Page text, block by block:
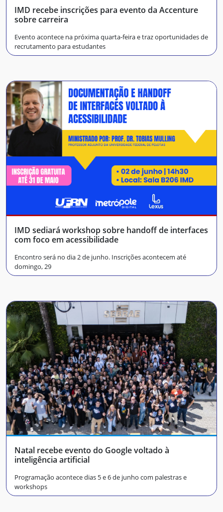
IMD recebe inscrições para evento da Accenture
sobre carreira
Evento acontece na próxima quarta-feira e traz oportunidades de
recrutamento para estudantes
IMD sediará workshop sobre handoff de interfaces
com foco em acessibilidade
Encontro será no dia 2 de junho. Inscrições acontecem até
domingo, 29
Natal recebe evento do Google voltado à
inteligência artificial
Programação acontece dias 5 e 6 de junho com palestras e
workshops